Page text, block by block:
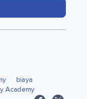
biaya
Academy